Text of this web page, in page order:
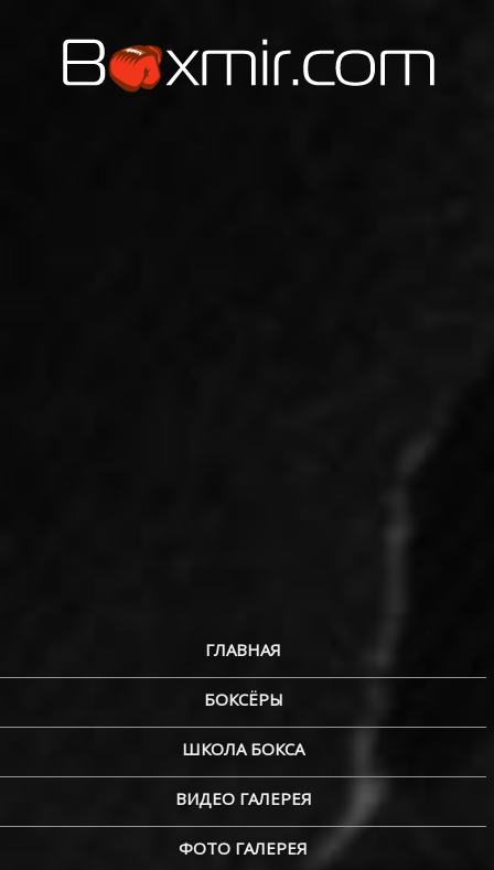
ГЛАВНАЯ
БОКСЁРЫ
ШКОЛА БОКСА
ВИДЕО ГАЛЕРЕЯ
ФОТО ГАЛЕРЕЯ